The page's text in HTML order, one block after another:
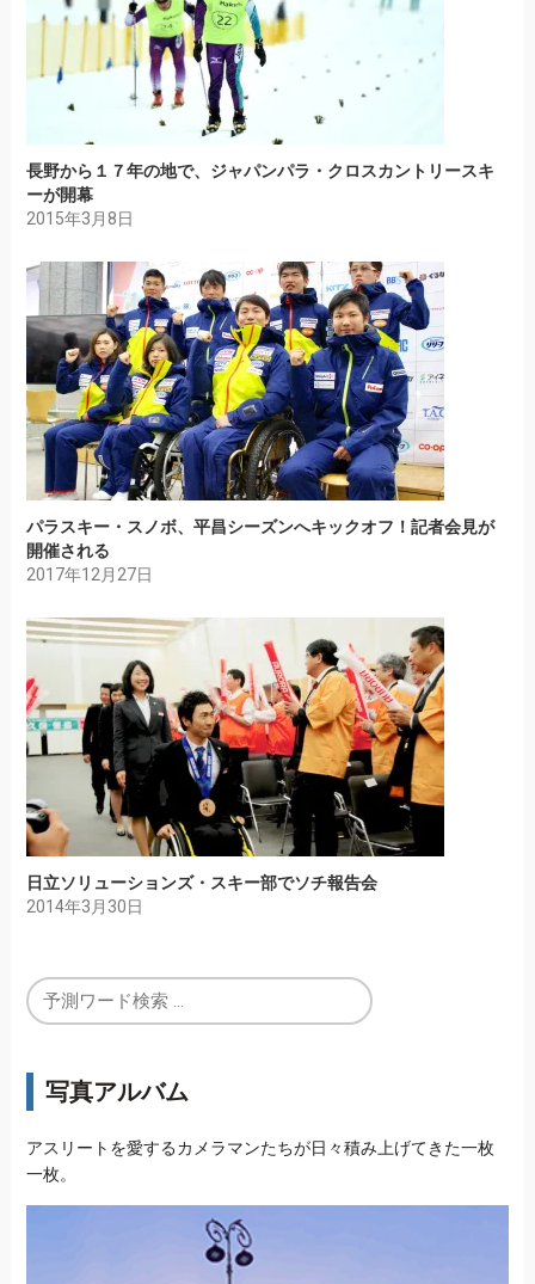
長野から１７年の地で、ジャパンパラ・クロスカントリースキ
ーが開幕
2015年3月8日
パラスキー・スノボ、平昌シーズンへキックオフ！記者会見が
開催される
2017年12月27日
日立ソリューションズ・スキー部でソチ報告会
2014年3月30日
写真アルバム
アスリートを愛するカメラマンたちが日々積み上げてきた一枚
一枚。